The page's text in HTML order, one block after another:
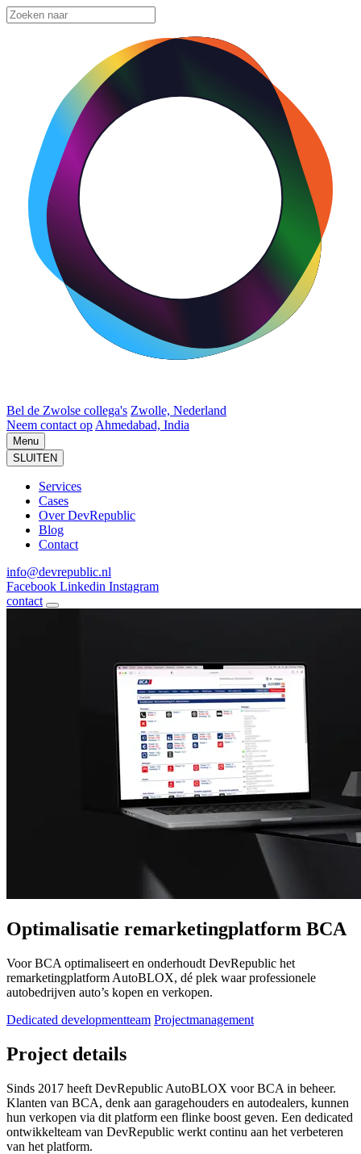
Bel de Zwolse collega's Zwolle, Nederland
Neem contact op Ahmedabad, India
Menu
SLUITEN
Services
Cases
Over DevRepublic
Blog
Contact
info@devrepublic.nl
Facebook Linkedin Instagram
contact
Optimalisatie remarketingplatform BCA
Voor BCA optimaliseert en onderhoudt DevRepublic het
remarketingplatform AutoBLOX, dé plek waar professionele
autobedrijven auto’s kopen en verkopen.
Dedicated developmentteam Projectmanagement
Project details
Sinds 2017 heeft DevRepublic AutoBLOX voor BCA in beheer.
Klanten van BCA, denk aan garagehouders en autodealers, kunnen
hun verkopen via dit platform een flinke boost geven. Een dedicated
ontwikkelteam van DevRepublic werkt continu aan het verbeteren
van het platform.